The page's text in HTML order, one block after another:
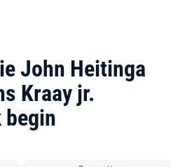
John Heitinga
Kraay jr.